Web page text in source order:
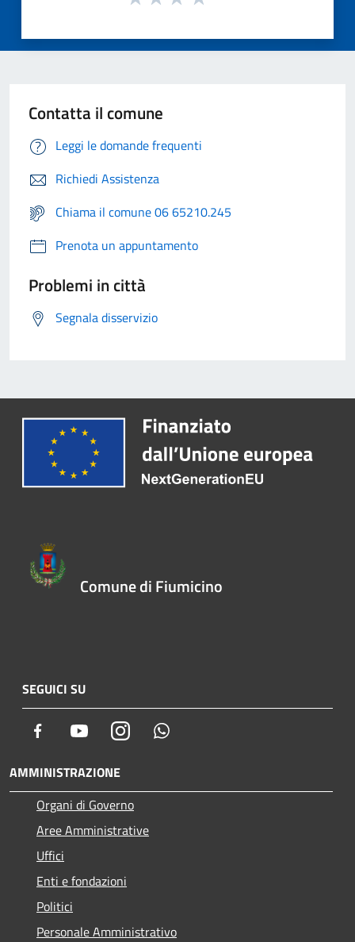
Contatta il comune
Leggi le domande frequenti
Richiedi Assistenza
Chiama il comune 06 65210.245
Prenota un appuntamento
Problemi in città
Segnala disservizio
Comune di Fiumicino
SEGUICI SU
Facebook YoutubeInstagram
AMMINISTRAZIONE
Organi di Governo
Aree Amministrative
Uffici
Enti e fondazioni
Politici
Personale Amministrativo